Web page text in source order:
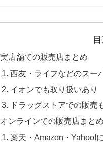
実店舗での販売店まとめ
西友・ライフなどのスー
イオンでも取り扱いあり
ドラッグストアでの販売
オンラインでの販売店まとめ
楽天・Amazon・Yahoo!